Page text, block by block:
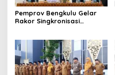
Pemprov Bengkulu Gelar
Rakor Singkronisasi